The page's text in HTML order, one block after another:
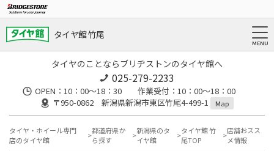
タイヤ館 竹尾
タイヤのことならブリヂストンのタイヤ館へ
025-279-2233
OPEN：10：00～18：30 作業受付：10：00～18：00
〒950-0862 新潟県新潟市東区竹尾4-499-1
Map
タイヤ・ホイール専門
店のタイヤ館
都道府県か
ら探す
新潟県のタ
イヤ館
タイヤ館 竹
尾TOP
店舗おスス
メ情報